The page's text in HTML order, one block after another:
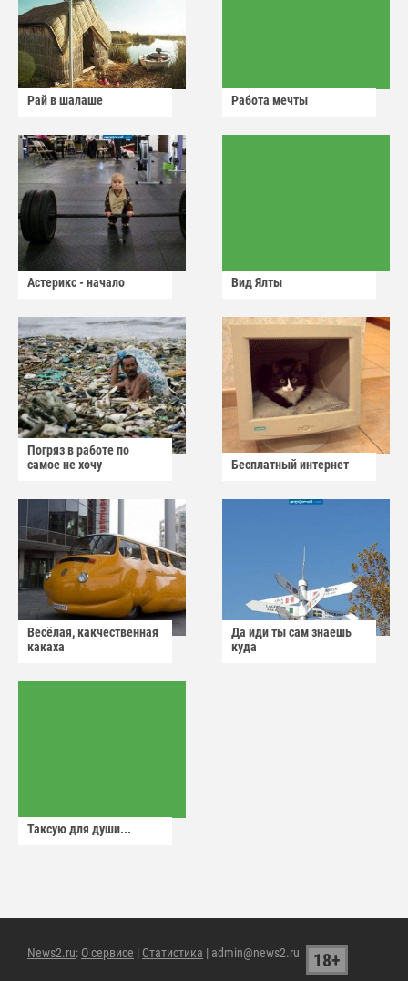
Рай в шалаше Работа мечты
Астерикс - начало Вид Ялты
Погряз в работе по
самое не хочу
Бесплатный интернет
Весёлая, какчественная
какаха
Да иди ты сам знаешь
куда
Таксую для души...
News2.ru: О сервисе | Статистика | admin@news2.ru 18+